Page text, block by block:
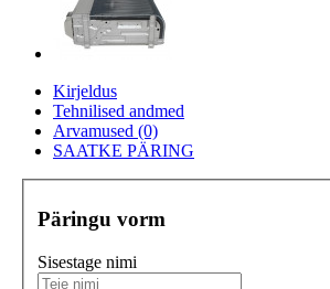
Kirjeldus
Tehnilised andmed
Arvamused (0)
SAATKE PÄRING
Päringu vorm
Sisestage nimi